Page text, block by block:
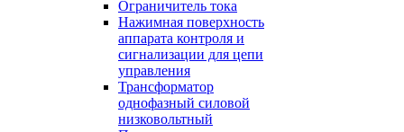
Ограничитель тока
Нажимная поверхность
аппарата контроля и
сигнализации для цепи
управления
Трансформатор
однофазный силовой
низковольтный